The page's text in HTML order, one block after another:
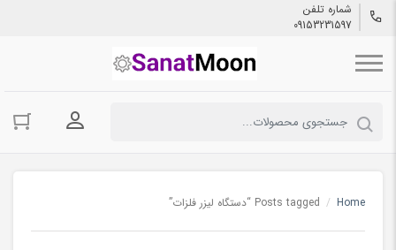
شماره تلفن
09153231597
ورود به
Home
/ Posts tagged “دستگاه لیزر فلزات”